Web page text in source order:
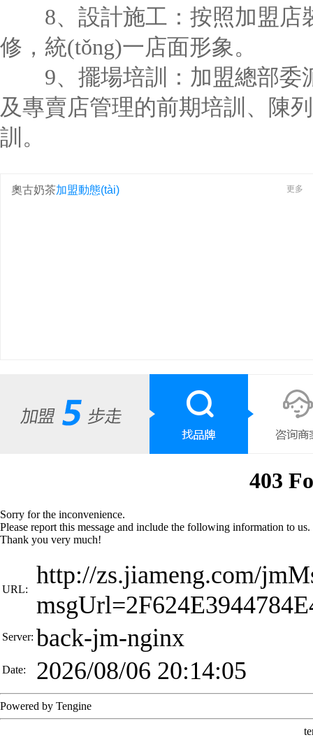
8、設計施工：按照加盟店
修，統(tǒng)一店面形象。
9、擺場培訓：加盟總部委
及專賣店管理的前期培訓、陳
訓。
奧古奶茶加盟動態(tài) 更多